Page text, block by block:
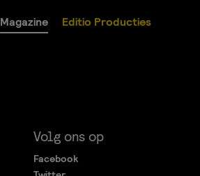
Magazine Editio Producties
Volg ons op
Facebook